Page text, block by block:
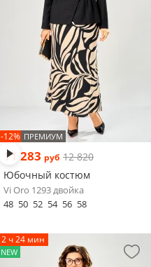
-12% ПРЕМИУМ
11 283 руб 12 820
Юбочный костюм
Vi Oro 1293 двойка
48 50 52 54 56 58
2 ч 24 мин
NEW